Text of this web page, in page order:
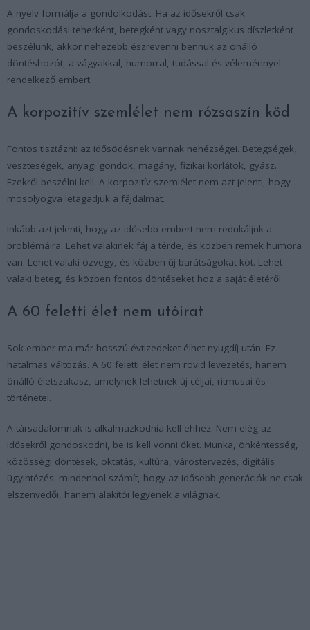
A nyelv formálja a gondolkodást. Ha az idősekről csak
gondoskodási teherként, betegként vagy nosztalgikus díszletként
beszélünk, akkor nehezebb észrevenni bennük az önálló
döntéshozót, a vágyakkal, humorral, tudással és véleménnyel
rendelkező embert.
A korpozitív szemlélet nem rózsaszín köd
Fontos tisztázni: az idősödésnek vannak nehézségei. Betegségek,
veszteségek, anyagi gondok, magány, fizikai korlátok, gyász.
Ezekről beszélni kell. A korpozitív szemlélet nem azt jelenti, hogy
mosolyogva letagadjuk a fájdalmat.
Inkább azt jelenti, hogy az idősebb embert nem redukáljuk a
problémáira. Lehet valakinek fáj a térde, és közben remek humora
van. Lehet valaki özvegy, és közben új barátságokat köt. Lehet
valaki beteg, és közben fontos döntéseket hoz a saját életéről.
A 60 feletti élet nem utóirat
Sok ember ma már hosszú évtizedeket élhet nyugdíj után. Ez
hatalmas változás. A 60 feletti élet nem rövid levezetés, hanem
önálló életszakasz, amelynek lehetnek új céljai, ritmusai és
történetei.
A társadalomnak is alkalmazkodnia kell ehhez. Nem elég az
idősekről gondoskodni, be is kell vonni őket. Munka, önkéntesség,
közösségi döntések, oktatás, kultúra, várostervezés, digitális
ügyintézés: mindenhol számít, hogy az idősebb generációk ne csak
elszenvedői, hanem alakítói legyenek a világnak.